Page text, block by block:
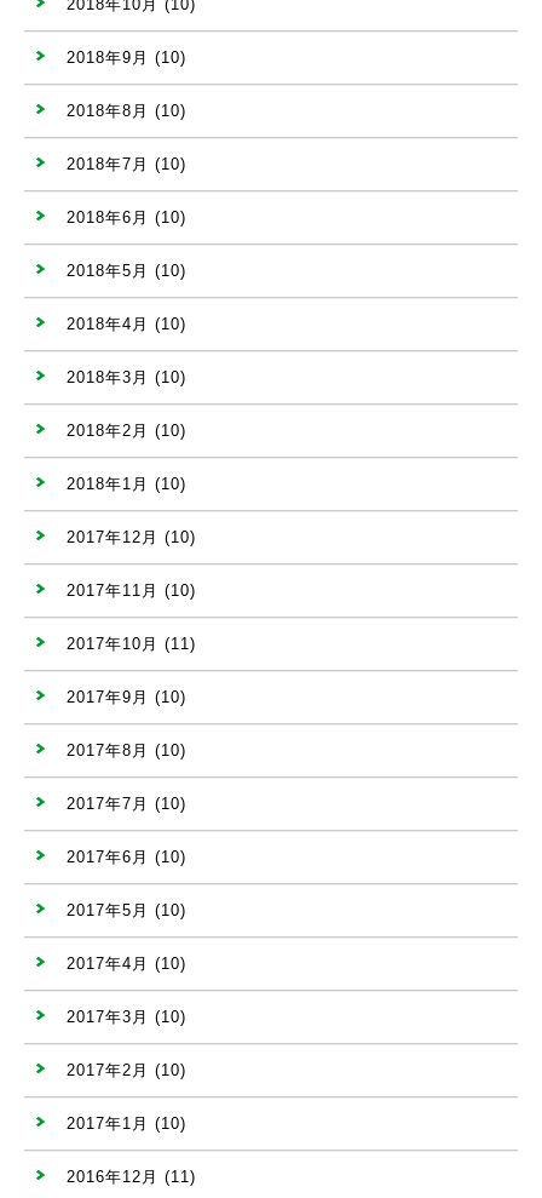
2018年10月 (10)
2018年9月 (10)
2018年8月 (10)
2018年7月 (10)
2018年6月 (10)
2018年5月 (10)
2018年4月 (10)
2018年3月 (10)
2018年2月 (10)
2018年1月 (10)
2017年12月 (10)
2017年11月 (10)
2017年10月 (11)
2017年9月 (10)
2017年8月 (10)
2017年7月 (10)
2017年6月 (10)
2017年5月 (10)
2017年4月 (10)
2017年3月 (10)
2017年2月 (10)
2017年1月 (10)
2016年12月 (11)